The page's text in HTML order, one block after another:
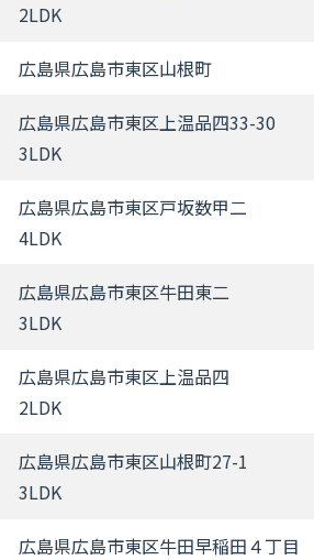
2LDK
広島県広島市東区山根町
広島県広島市東区上温品四33-30
3LDK
広島県広島市東区戸坂数甲二
4LDK
広島県広島市東区牛田東二
3LDK
広島県広島市東区上温品四
2LDK
広島県広島市東区山根町27-1
3LDK
広島県広島市東区牛田早稲田４丁目